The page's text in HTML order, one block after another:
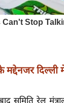
दिल्ली
समिति रेल